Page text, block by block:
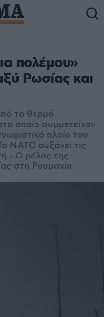
πολέμου»
Ρωσίας και
το θερμό
οποίο συμμετείχαν
πλοίο του
ΝΑΤΟ αυξάνει τις
- Ο ρόλος της
στη Ρουμανία